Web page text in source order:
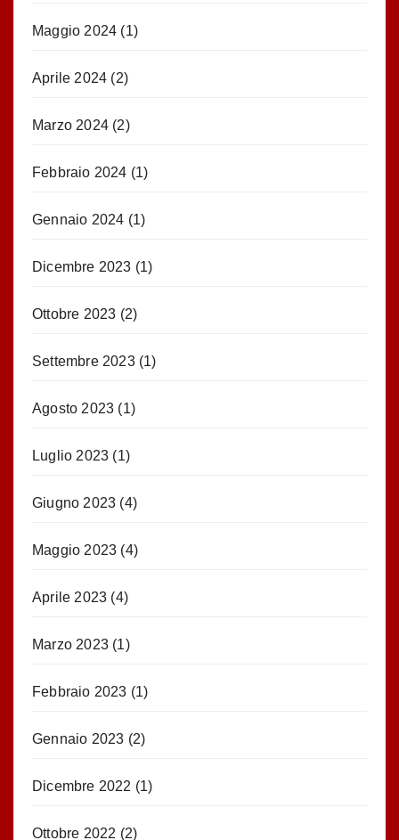
Maggio 2024 (1)
Aprile 2024 (2)
Marzo 2024 (2)
Febbraio 2024 (1)
Gennaio 2024 (1)
Dicembre 2023 (1)
Ottobre 2023 (2)
Settembre 2023(1)
Agosto 2023 (1)
Luglio 2023 (1)
Giugno 2023 (4)
Maggio 2023 (4)
Aprile 2023 (4)
Marzo 2023 (1)
Febbraio 2023 (1)
Gennaio 2023 (2)
Dicembre 2022 (1)
Ottobre 2022 (2)